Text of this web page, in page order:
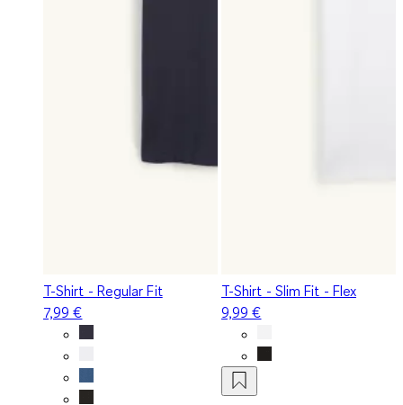
T-Shirt - Regular Fit
7,99 €
T-Shirt - Slim Fit - Flex
9,99 €